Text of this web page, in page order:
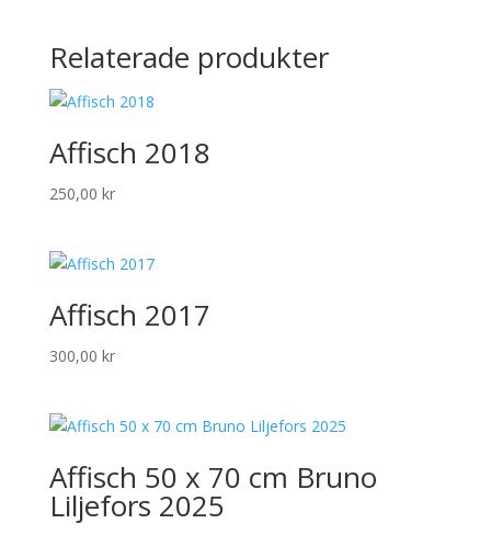
Relaterade produkter
Affisch 2018
250,00 kr
Affisch 2017
300,00 kr
Affisch 50 x 70 cm Bruno
Liljefors 2025